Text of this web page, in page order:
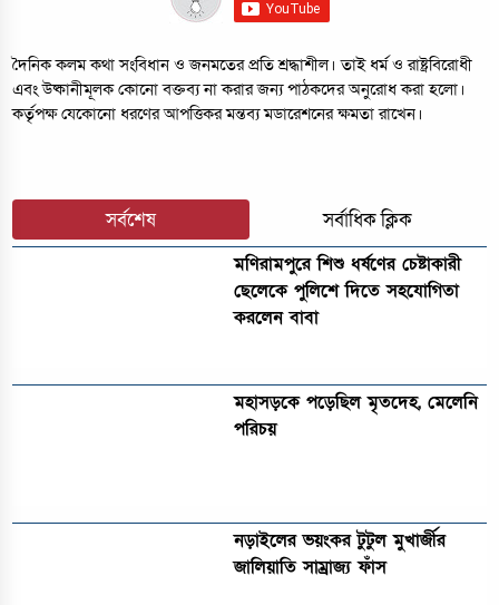
দৈনিক কলম কথা সংবিধান ও জনমতের প্রতি শ্রদ্ধাশীল। তাই ধর্ম ও রাষ্ট্রবিরোধী
এবং উষ্কানীমূলক কোনো বক্তব্য না করার জন্য পাঠকদের অনুরোধ করা হলো।
কর্তৃপক্ষ যেকোনো ধরণের আপত্তিকর মন্তব্য মডারেশনের ক্ষমতা রাখেন।
সর্বশেষ সর্বাধিক ক্লিক
মণিরামপুরে শিশু ধর্ষণের চেষ্টাকারী
ছেলেকে পুলিশে দিতে সহযোগিতা
করলেন বাবা
মহাসড়কে পড়েছিল মৃতদেহ, মেলেনি
পরিচয়
নড়াইলের ভয়ংকর টুটুল মুখার্জীর
জালিয়াতি সাম্রাজ্য ফাঁস